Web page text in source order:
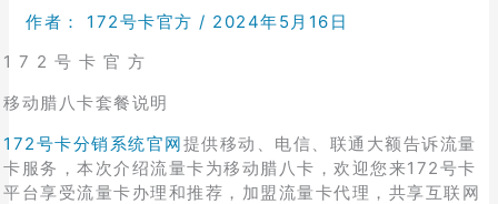
作者： 172号卡官方 / 2024年5月16日
1 7 2 号 卡 官 方
移动腊八卡套餐说明
172号卡分销系统官网提供移动、电信、联通大额告诉流量
卡服务，本次介绍流量卡为移动腊八卡，欢迎您来172号卡
平台享受流量卡办理和推荐，加盟流量卡代理，共享互联网